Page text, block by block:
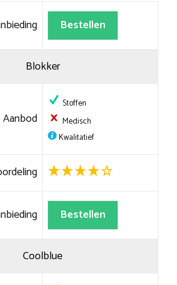
Bestellen
Blokker
Aanbod
Stoffen
Medisch
Kwalitatief
Bestellen
Coolblue